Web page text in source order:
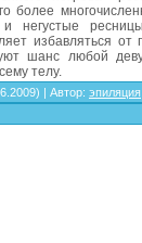
более
негустые
избавляться от
шанс любой
телу.
| Автор: эпиляция